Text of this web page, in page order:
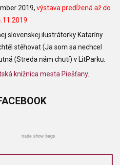
2019, výstava predĺžená až do
slovenskej ilustrátorky Kataríny
stěhovat (Ja som sa nechcel
(Streda nám chutí) v LitParku.
knižnica mesta Piešťany.
trade show bags